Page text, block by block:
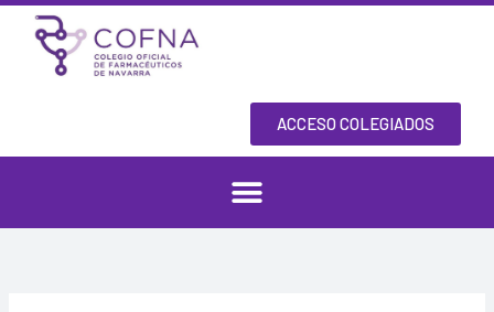
Ir
contenido
ACCESO COLEGIADOS